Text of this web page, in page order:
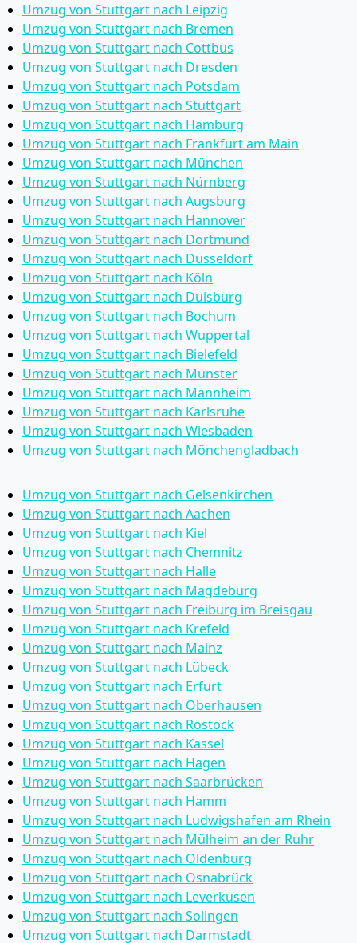
Umzug von Stuttgart nach Leipzig
Umzug von Stuttgart nach Bremen
Umzug von Stuttgart nach Cottbus
Umzug von Stuttgart nach Dresden
Umzug von Stuttgart nach Potsdam
Umzug von Stuttgart nach Stuttgart
Umzug von Stuttgart nach Hamburg
Umzug von Stuttgart nach Frankfurt am Main
Umzug von Stuttgart nach München
Umzug von Stuttgart nach Nürnberg
Umzug von Stuttgart nach Augsburg
Umzug von Stuttgart nach Hannover
Umzug von Stuttgart nach Dortmund
Umzug von Stuttgart nach Düsseldorf
Umzug von Stuttgart nach Köln
Umzug von Stuttgart nach Duisburg
Umzug von Stuttgart nach Bochum
Umzug von Stuttgart nach Wuppertal
Umzug von Stuttgart nach Bielefeld
Umzug von Stuttgart nach Münster
Umzug von Stuttgart nach Mannheim
Umzug von Stuttgart nach Karlsruhe
Umzug von Stuttgart nach Wiesbaden
Umzug von Stuttgart nach Mönchen­gladbach
Umzug von Stuttgart nach Gelsenkirchen
Umzug von Stuttgart nach Aachen
Umzug von Stuttgart nach Kiel
Umzug von Stuttgart nach Chemnitz
Umzug von Stuttgart nach Halle
Umzug von Stuttgart nach Magdeburg
Umzug von Stuttgart nach Freiburg im Breisgau
Umzug von Stuttgart nach Krefeld
Umzug von Stuttgart nach Mainz
Umzug von Stuttgart nach Lübeck
Umzug von Stuttgart nach Erfurt
Umzug von Stuttgart nach Oberhausen
Umzug von Stuttgart nach Rostock
Umzug von Stuttgart nach Kassel
Umzug von Stuttgart nach Hagen
Umzug von Stuttgart nach Saarbrücken
Umzug von Stuttgart nach Hamm
Umzug von Stuttgart nach Ludwigshafen am Rhein
Umzug von Stuttgart nach Mülheim an der Ruhr
Umzug von Stuttgart nach Oldenburg
Umzug von Stuttgart nach Osnabrück
Umzug von Stuttgart nach Leverkusen
Umzug von Stuttgart nach Solingen
Umzug von Stuttgart nach Darmstadt